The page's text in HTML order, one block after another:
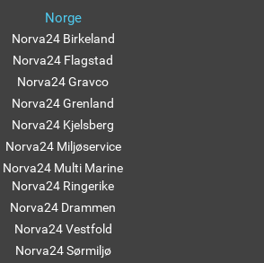
Norge
Norva24 Birkeland
Norva24 Flagstad
Norva24 Gravco
Norva24 Grenland
Norva24 Kjelsberg
Norva24 Miljøservice
Norva24 Multi Marine
Norva24 Ringerike
Norva24 Drammen
Norva24 Vestfold
Norva24 Sørmiljø